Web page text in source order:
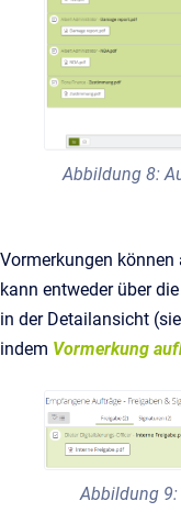
Abbildung 8:
Vormerkungen
kann entweder über
in der Detailansicht
indem Vormerkung
Abbildung